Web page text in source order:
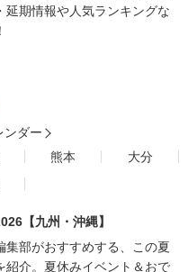
延期情報や人気ランキングな
ンダー
熊本
大分
【九州・沖縄】
集部がおすすめする、この夏
紹介。夏休みイベント＆おで